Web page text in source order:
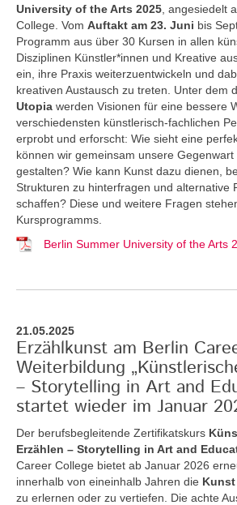
University of the Arts 2025 , angesiedelt
College. Vom Auftakt am 23. Juni bis
Programm aus über 30 Kursen in allen
Disziplinen Künstler*innen und Kreative
ein, ihre Praxis weiterzuentwickeln und
kreativen Austausch zu treten. Unter dem
Utopia werden Visionen für eine bessere
verschiedensten künstlerisch-fachlichen
erprobt und erforscht: Wie sieht eine
können wir gemeinsam unsere
gestalten? Wie kann Kunst dazu dienen,
Strukturen zu hinterfragen und alternative
schaffen? Diese und weitere Fragen
Kursprogramms.
Berlin Summer University of the Arts
21.05.2025
Erzählkunst am Berlin
Weiterbildung
– Storytelling in Art and
startet wieder im Januar
Der berufsbegleitende Zertifikatskurs
Erzählen – Storytelling in Art and
Career College bietet ab Januar 2026
innerhalb von eineinhalb Jahren die Kunst
zu erlernen oder zu vertiefen. Die achte